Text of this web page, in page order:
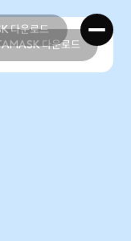
다운로드
다운로드
다운로드